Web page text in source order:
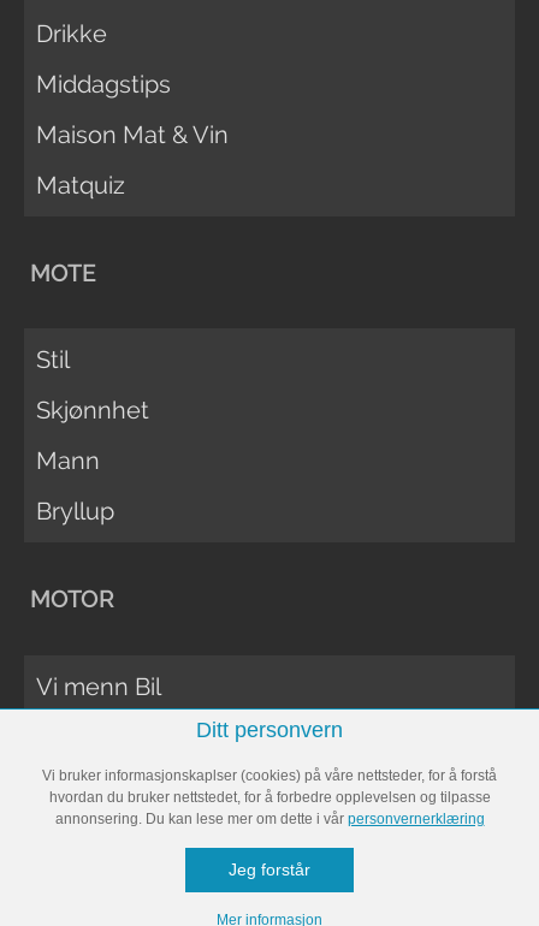
Drikke
Middagstips
Maison Mat & Vin
Matquiz
MOTE
Stil
Skjønnhet
Mann
Bryllup
MOTOR
Vi menn Bil
Vi Menn Båt
Ditt personvern
Vi bruker informasjonskaplser (cookies) på våre nettsteder, for å forstå
hvordan du bruker nettstedet, for å forbedre opplevelsen og tilpasse
annonsering. Du kan lese mer om dette i vår personvernerklæring
Jeg forstår
Mer informasjon